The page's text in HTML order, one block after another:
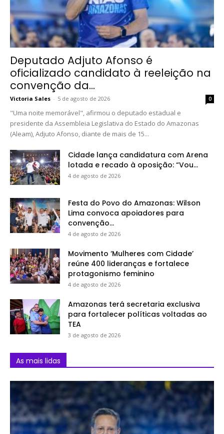
Deputado Adjuto Afonso é
oficializado candidato à reeleição na
convenção da...
Victoria Sales - 5 de agosto de 2026 0
"Uma noite memorável", afirmou o deputado estadual e
presidente da Assembleia Legislativa do Estado do Amazonas
(Aleam), Adjuto Afonso, diante de mais de 15...
Cidade lança candidatura com Arena
lotada e recado à oposição: “Vou...
4 de agosto de 2026
Festa do Povo do Amazonas: Wilson
Lima convoca apoiadores para
convenção...
4 de agosto de 2026
Movimento ‘Mulheres com Cidade’
reúne 400 lideranças e fortalece
protagonismo feminino
4 de agosto de 2026
Amazonas terá secretaria exclusiva
para fortalecer políticas voltadas ao
TEA
3 de agosto de 2026
As mais lidas